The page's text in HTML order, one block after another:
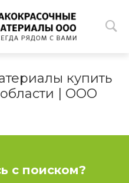
купить
| ООО
с поиском?